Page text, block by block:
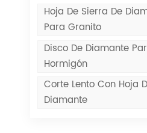
Hoja De Sierra De
Para Granito
Disco De Diamante
Hormigón
Corte Lento Con Hoja
Diamante